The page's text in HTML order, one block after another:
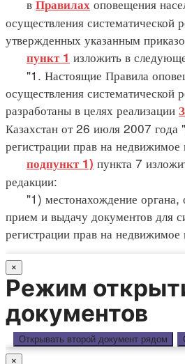
в Правилах оповещения
осуществления систематической
утвержденных указанным
пункт 1 изложить в
"1. Настоящие Правила
осуществления систематической
разработаны в целях реализации
Казахстан от 26 июля 2007 года
регистрации прав на
подпункт 1) пункта 7
редакции:
"1) местонахождение органа,
прием и выдачу документов для
регистрации прав на
×
Режим
документов
Открывать второй документ рядом
×